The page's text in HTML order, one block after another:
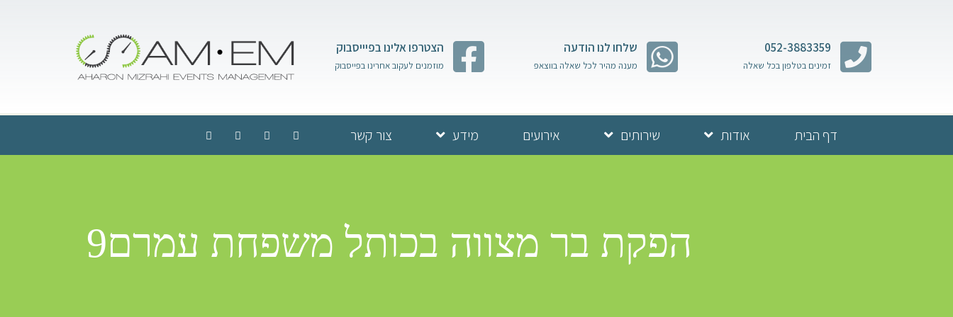
052-3883359
זמינים בטלפון בכל שאלה
שלחו לנו הודעה
מענה מהיר לכל שאלה בווצאפ
הצטרפו אלינו בפיייסבוק
מוזמנים לעקוב אחרינו בפייסבוק
דף הבית אודות שירותים אירועים מידע צור קשר
הפקת בר מצווה בכותל משפחת עמרם9